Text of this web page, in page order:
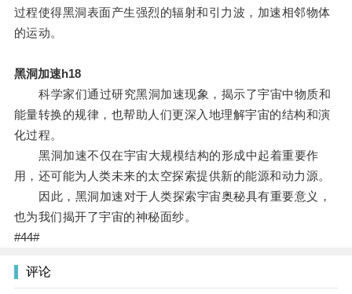
过程使得黑洞表面产生强烈的辐射和引力波，加速相邻物体
的运动。
黑洞加速h18
科学家们通过研究黑洞加速现象，揭示了宇宙中物质和
能量转换的规律，也帮助人们更深入地理解宇宙的结构和演
化过程。
黑洞加速不仅在宇宙大规模结构的形成中起着重要作
用，还可能为人类未来的太空探索提供新的能源和动力源。
因此，黑洞加速对于人类探索宇宙奥秘具有重要意义，
也为我们揭开了宇宙的神秘面纱。
#44#
评论